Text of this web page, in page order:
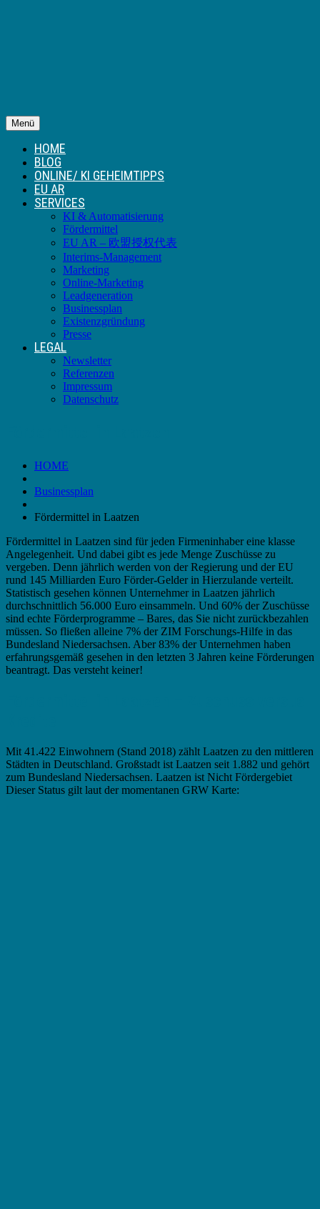
Menü
HOME
BLOG
ONLINE/ KI GEHEIMTIPPS
EU AR
SERVICES
KI & Automatisierung
Fördermittel
EU AR – 欧盟授权代表
Interims-Management
Marketing
Online-Marketing
Leadgeneration
Businessplan
Existenzgründung
Presse
LEGAL
Newsletter
Referenzen
Impressum
Datenschutz
HOME
Businessplan
Fördermittel in Laatzen
Fördermittel in Laatzen sind für jeden Firmeninhaber eine klasse
Angelegenheit. Und dabei gibt es jede Menge Zuschüsse zu
vergeben. Denn jährlich werden von der Regierung und der EU
rund 145 Milliarden Euro Förder-Gelder in Hierzulande verteilt.
Statistisch gesehen können Unternehmer in Laatzen jährlich
durchschnittlich 56.000 Euro einsammeln. Und 60% der Zuschüsse
sind echte Förderprogramme – Bares, das Sie nicht zurückbezahlen
müssen. So fließen alleine 7% der ZIM Forschungs-Hilfe in das
Bundesland Niedersachsen. Aber 83% der Unternehmen haben
erfahrungsgemäß gesehen in den letzten 3 Jahren keine Förderungen
beantragt. Das versteht keiner!
Mit 41.422 Einwohnern (Stand 2018) zählt Laatzen zu den mittleren
Städten in Deutschland. Großstadt ist Laatzen seit 1.882 und gehört
zum Bundesland Niedersachsen. Laatzen ist Nicht Fördergebiet
Dieser Status gilt laut der momentanen GRW Karte: